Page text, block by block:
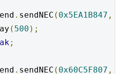
. sendNEC ( 0x5EA1B847 ,
( 500 );
;
. sendNEC ( 0x60C5F807 ,